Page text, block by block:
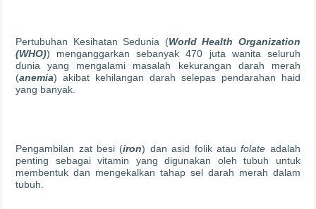
Pertubuhan Kesihatan Sedunia (World Health Organization
(WHO)) menganggarkan sebanyak 470 juta wanita seluruh
dunia yang mengalami masalah kekurangan darah merah
(anemia) akibat kehilangan darah selepas pendarahan haid
yang banyak.
Pengambilan zat besi (iron) dan asid folik ataufolate adalah
penting sebagai vitamin yang digunakan oleh tubuh untuk
membentuk dan mengekalkan tahap sel darah merah dalam
tubuh.